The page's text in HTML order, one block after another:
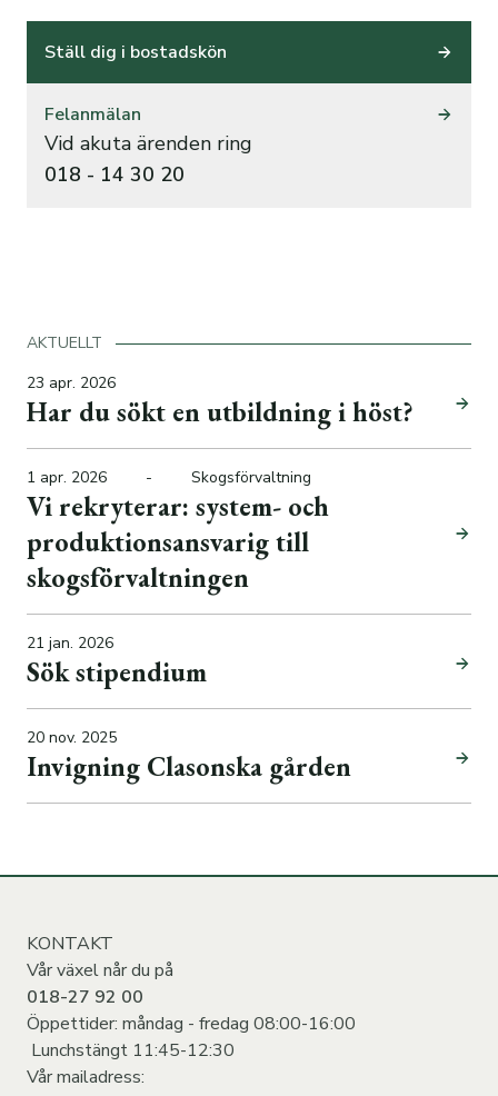
Ställ dig i bostadskön
Felanmälan
Vid akuta ärenden ring
018 - 14 30 20
AKTUELLT
23 apr. 2026
Har du sökt en utbildning i höst?
1 apr. 2026 - Skogsförvaltning
Vi rekryterar: system- och
produktionsansvarig till
skogsförvaltningen
21 jan. 2026
Sök stipendium
20 nov. 2025
Invigning Clasonska gården
KONTAKT
Vår växel når du på
018-27 92 00
Öppettider: måndag - fredag 08:00-16:00
Lunchstängt 11:45-12:30
Vår mailadress: